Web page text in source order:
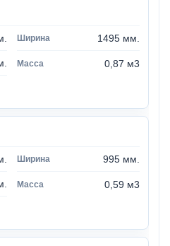
1495 мм.
0,87 м3
995 мм.
0,59 м3